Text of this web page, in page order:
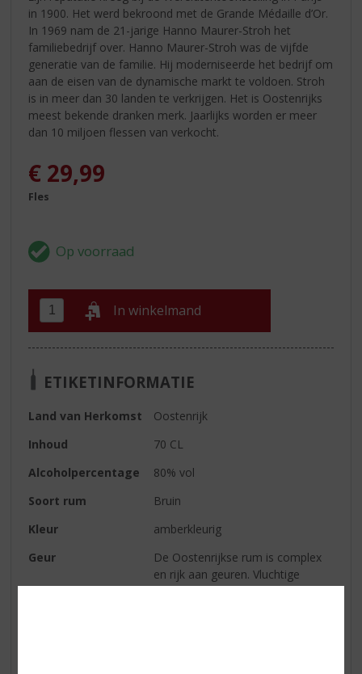
in 1900. Het werd bekroond met de Grande Médaille d’Or.
In 1969 nam de 21-jarige Hanno Maurer-Stroh het
familiebedrijf over. Hanno Maurer-Stroh was de vijfde
generatie van de familie. Hij moderniseerde het bedrijf om
aan de eisen van de dynamische markt te voldoen. Stroh
is in meer dan 30 landen te verkrijgen. Het is Oostenrijks
meest bekende dranken merk. Jaarlijks worden er meer
dan 10 miljoen flessen van verkocht.
€ 29,99
Fles
In winkelmand
ETIKETINFORMATIE
Land van Herkomst
Oostenrijk
Inhoud
70 CL
Alcoholpercentage
80% vol
Soort rum
Bruin
Kleur
amberkleurig
Geur
De Oostenrijkse rum is complex
en rijk aan geuren. Vluchtige
alcoholen zoeken hun weg